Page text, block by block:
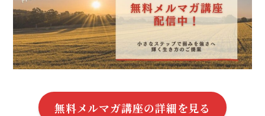
無料メルマガ講座の詳細を見る